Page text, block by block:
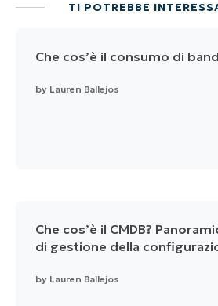
TI POTREBBE
Che cos’è il consumo di
by Lauren Ballejos
Che cos’è il CMDB?
di gestione della
by Lauren Ballejos